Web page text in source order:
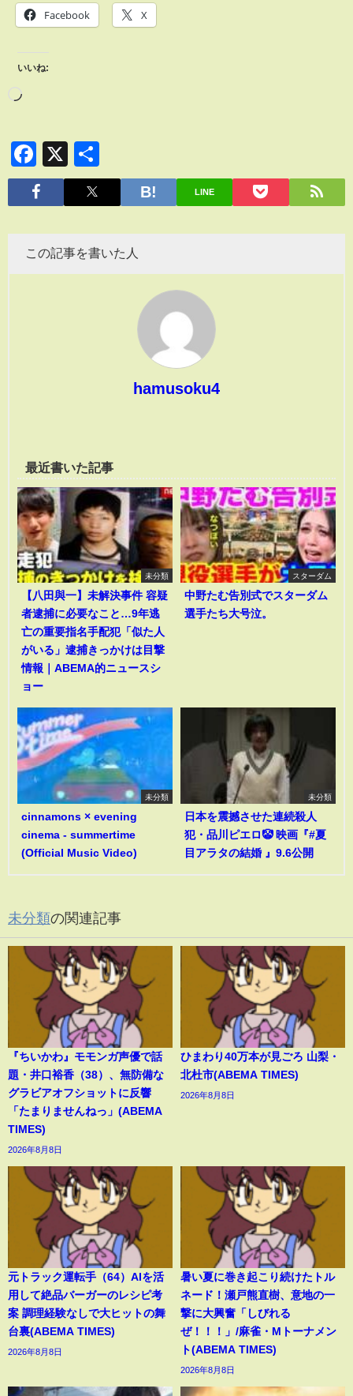
Facebook X
いいね:
Facebook
X
有
LINE
この記事を書いた人
hamusoku4
最近書いた記事
未分類
【八田與一】未解決事件 容疑
者逮捕に必要なこと…9年逃
亡の重要指名手配犯「似た人
がいる」逮捕きっかけは目撃
情報｜ABEMA的ニュースシ
ョー
スターダム
中野たむ告別式でスターダム
選手たち大号泣。
未分類
cinnamons × evening
cinema - summertime
(Official Music Video)
未分類
日本を震撼させた連続殺人
犯・品川ピエロ🤡 映画『#夏
目アラタの結婚 』9.6公開
未分類の関連記事
『ちいかわ』モモンガ声優で話
題・井口裕香（38）、無防備な
グラビアオフショットに反響
「たまりませんねっ」(ABEMA
TIMES)
2026年8月8日
ひまわり40万本が見ごろ 山梨・
北杜市(ABEMA TIMES)
2026年8月8日
元トラック運転手（64）AIを活
用して絶品バーガーのレシピ考
案 調理経験なしで大ヒットの舞
台裏(ABEMA TIMES)
2026年8月8日
暑い夏に巻き起こり続けたトル
ネード！瀬戸熊直樹、意地の一
撃に大興奮「しびれる
ぜ！！！」/麻雀・Mトーナメン
ト(ABEMA TIMES)
2026年8月8日